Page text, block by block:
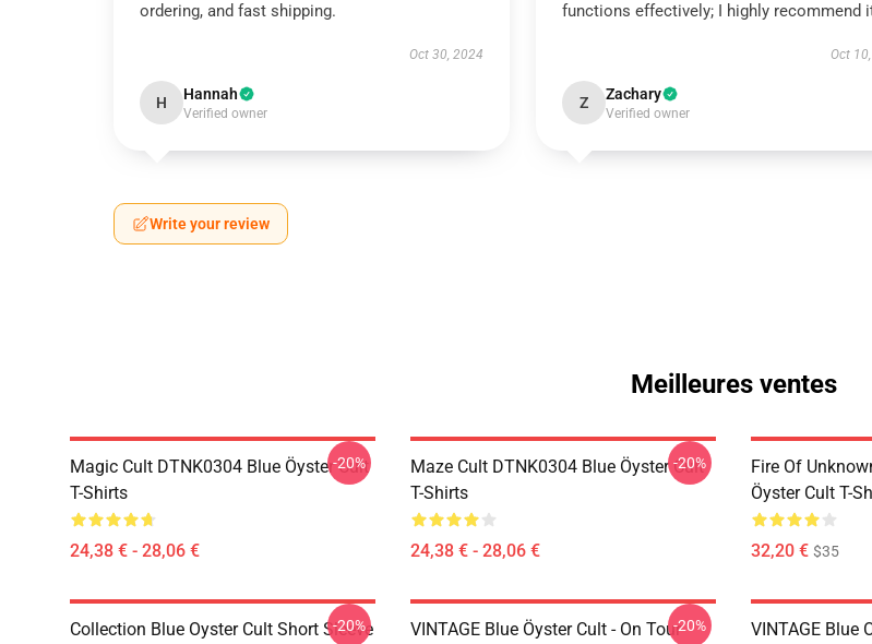
ordering, and fast shipping.
Oct 30, 2024
H Hannah
Verified owner
functions effectively; I highly recommend
Oct
Z Zachary
Verified owner
Write your review
Meilleures ventes
Magic Cult DTNK0304 Blue Öyster Cult
T-Shirts
24,38 € - 28,06 €
-20%
Maze Cult DTNK0304 Blue Öyster Cult
T-Shirts
24,38 € - 28,06 €
-20%
Fire Of
Öyster Cult T-
32,20 € $35
Collection Blue Oyster Cult Short Sleeve
-20%
VINTAGE Blue Öyster Cult - On Tour-20%
VINTAGE Blue